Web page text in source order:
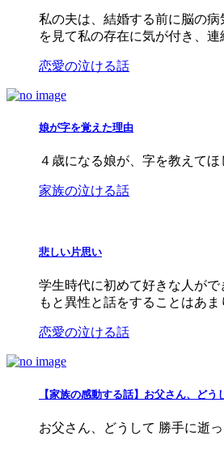
私の夫は、結婚する前に脳の
を見て私の存在に気が付き、連
恋愛の泣ける話
娘が字を覚えた理由
４歳になる娘が、字を教えて
家族の泣ける話
悲しい片思い
学生時代に初めて好きな人が
もと異性と話をすることはあま
恋愛の泣ける話
【家族の感動する話】お父さん、どう
お父さん、どうして 勝手に逝